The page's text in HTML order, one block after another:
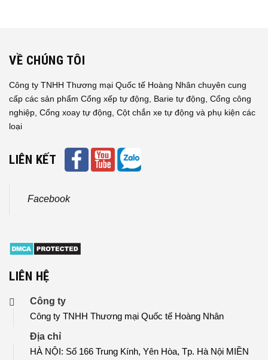
VỀ CHÚNG TÔI
Công ty TNHH Thương mại Quốc tế Hoàng Nhân chuyên cung
cấp các sản phẩm Cổng xếp tự động, Barie tự động, Cổng công
nghiệp, Cổng xoay tự động, Cột chắn xe tự động và phụ kiện các
loại
LIÊN KẾT
Facebook
LIÊN HỆ
Công ty
Công ty TNHH Thương mại Quốc tế Hoàng Nhân
Địa chỉ
HÀ NỘI: Số 166 Trung Kính, Yên Hòa, Tp. Hà Nội MIỀN